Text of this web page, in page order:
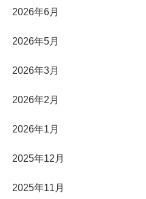
2026年6月
2026年5月
2026年3月
2026年2月
2026年1月
2025年12月
2025年11月